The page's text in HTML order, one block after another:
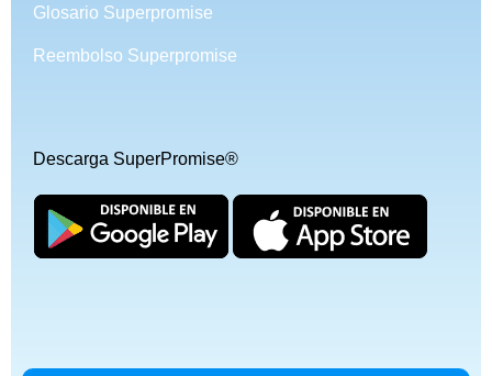
Glosario Superpromise
Reembolso Superpromise
Descarga SuperPromise®